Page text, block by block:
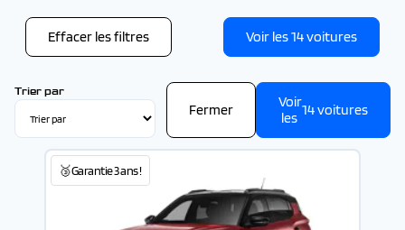
Blanc (1)
Gris (1)
Effacer les filtres Voir les14voitures
Trier par
Fermer
Voir
les 14voitures
🥉Garantie 3 ans !